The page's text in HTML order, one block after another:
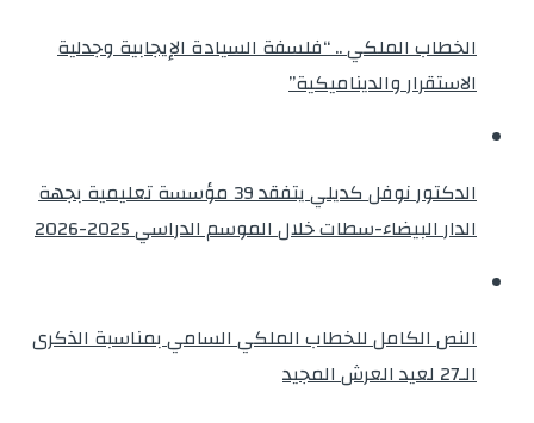
الخطاب الملكي .. “فلسفة السيادة الإيجابية وجدلية
الاستقرار والديناميكية”
الدكتور نوفل كديلي يتفقد 39 مؤسسة تعليمية بجهة
الدار البيضاء-سطات خلال الموسم الدراسي 2025-2026
النص الكامل للخطاب الملكي السامي بمناسبة الذكرى
الـ27 لعيد العرش المجيد